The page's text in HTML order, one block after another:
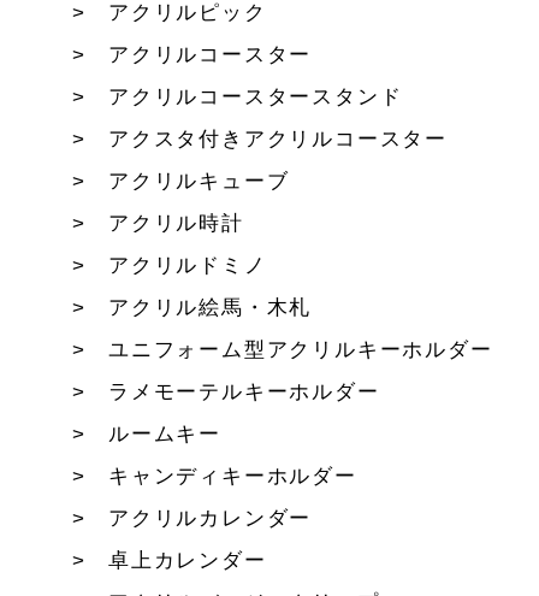
アクリルピック
アクリルコースター
アクリルコースタースタンド
アクスタ付きアクリルコースター
アクリルキューブ
アクリル時計
アクリルドミノ
アクリル絵馬・木札
ユニフォーム型アクリルキーホルダー
ラメモーテルキーホルダー
ルームキー
キャンディキーホルダー
アクリルカレンダー
卓上カレンダー